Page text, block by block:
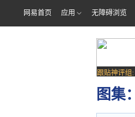
网易首页 应用 无障碍浏览
跟贴神评组:
图集：